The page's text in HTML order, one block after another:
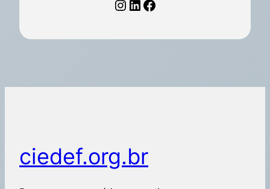
ciedef.org.br